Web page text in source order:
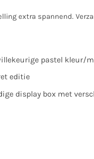
extra spannend.
pastel kleur/
editie
display box met